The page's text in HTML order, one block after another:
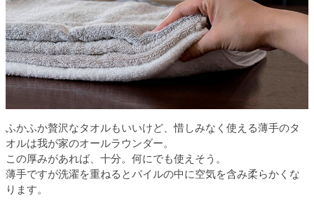
ふかふか贅沢なタオルもいいけど、惜しみなく使える薄手のタ
オルは我が家のオールラウンダー。
この厚みがあれば、十分。何にでも使えそう。
薄手ですが洗濯を重ねるとパイルの中に空気を含み柔らかくな
ります。